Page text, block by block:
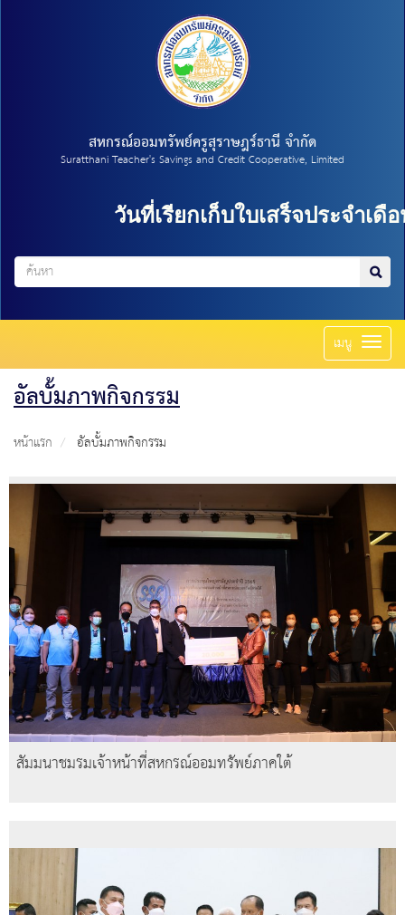
สหกรณ์ออมทรัพย์ครูสุราษฎร์ธานี จำกัด
Suratthani Teacher's Savings and Credit Cooperative, Limited
วันที่เรียกเก็บใบเสร็จประจำเดือน
เมนู Toggle
อัลบั้มภาพกิจกรรม
หน้าแรก อัลบั้มภาพกิจกรรม
สัมมนาชมรมเจ้าหน้าที่สหกรณ์ออมทรัพย์ภาคใต้